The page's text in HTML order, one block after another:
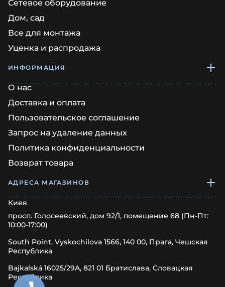
Сетевое оборудование
Дом, сад
Все для монтажа
Уценка и распродажа
ИНФОРМАЦИЯ
О нас
Доставка и оплата
Пользовательское соглашение
Запрос на удаление данных
Политика конфиденциальности
Возврат товара
АДРЕСА МАГАЗИНОВ
Киев
просп. Голосеевский, дом 92/1, помещение 68 (Пн-Пт:
10:00-17:00)
South Point, Vyskochilova 1566, 140 00, Прага, Чешская
Республика
Bajkalská 16025/29A, 821 01 Братислава, Словацкая
Республика